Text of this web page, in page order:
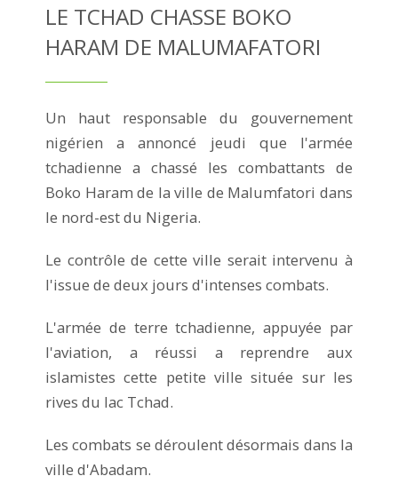
LE TCHAD CHASSE BOKO
HARAM DE MALUMAFATORI
Un haut responsable du gouvernement
nigérien a annoncé jeudi que l'armée
tchadienne a chassé les combattants de
Boko Haram de la ville de Malumfatori dans
le nord-est du Nigeria.
Le contrôle de cette ville serait intervenu à
l'issue de deux jours d'intenses combats.
L'armée de terre tchadienne, appuyée par
l'aviation, a réussi a reprendre aux
islamistes cette petite ville située sur les
rives du lac Tchad.
Les combats se déroulent désormais dans la
ville d'Abadam.